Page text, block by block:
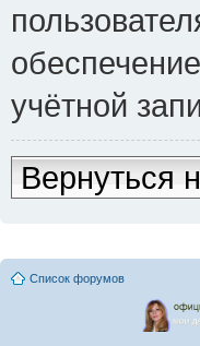
учётной
Вернуться
Список форумов